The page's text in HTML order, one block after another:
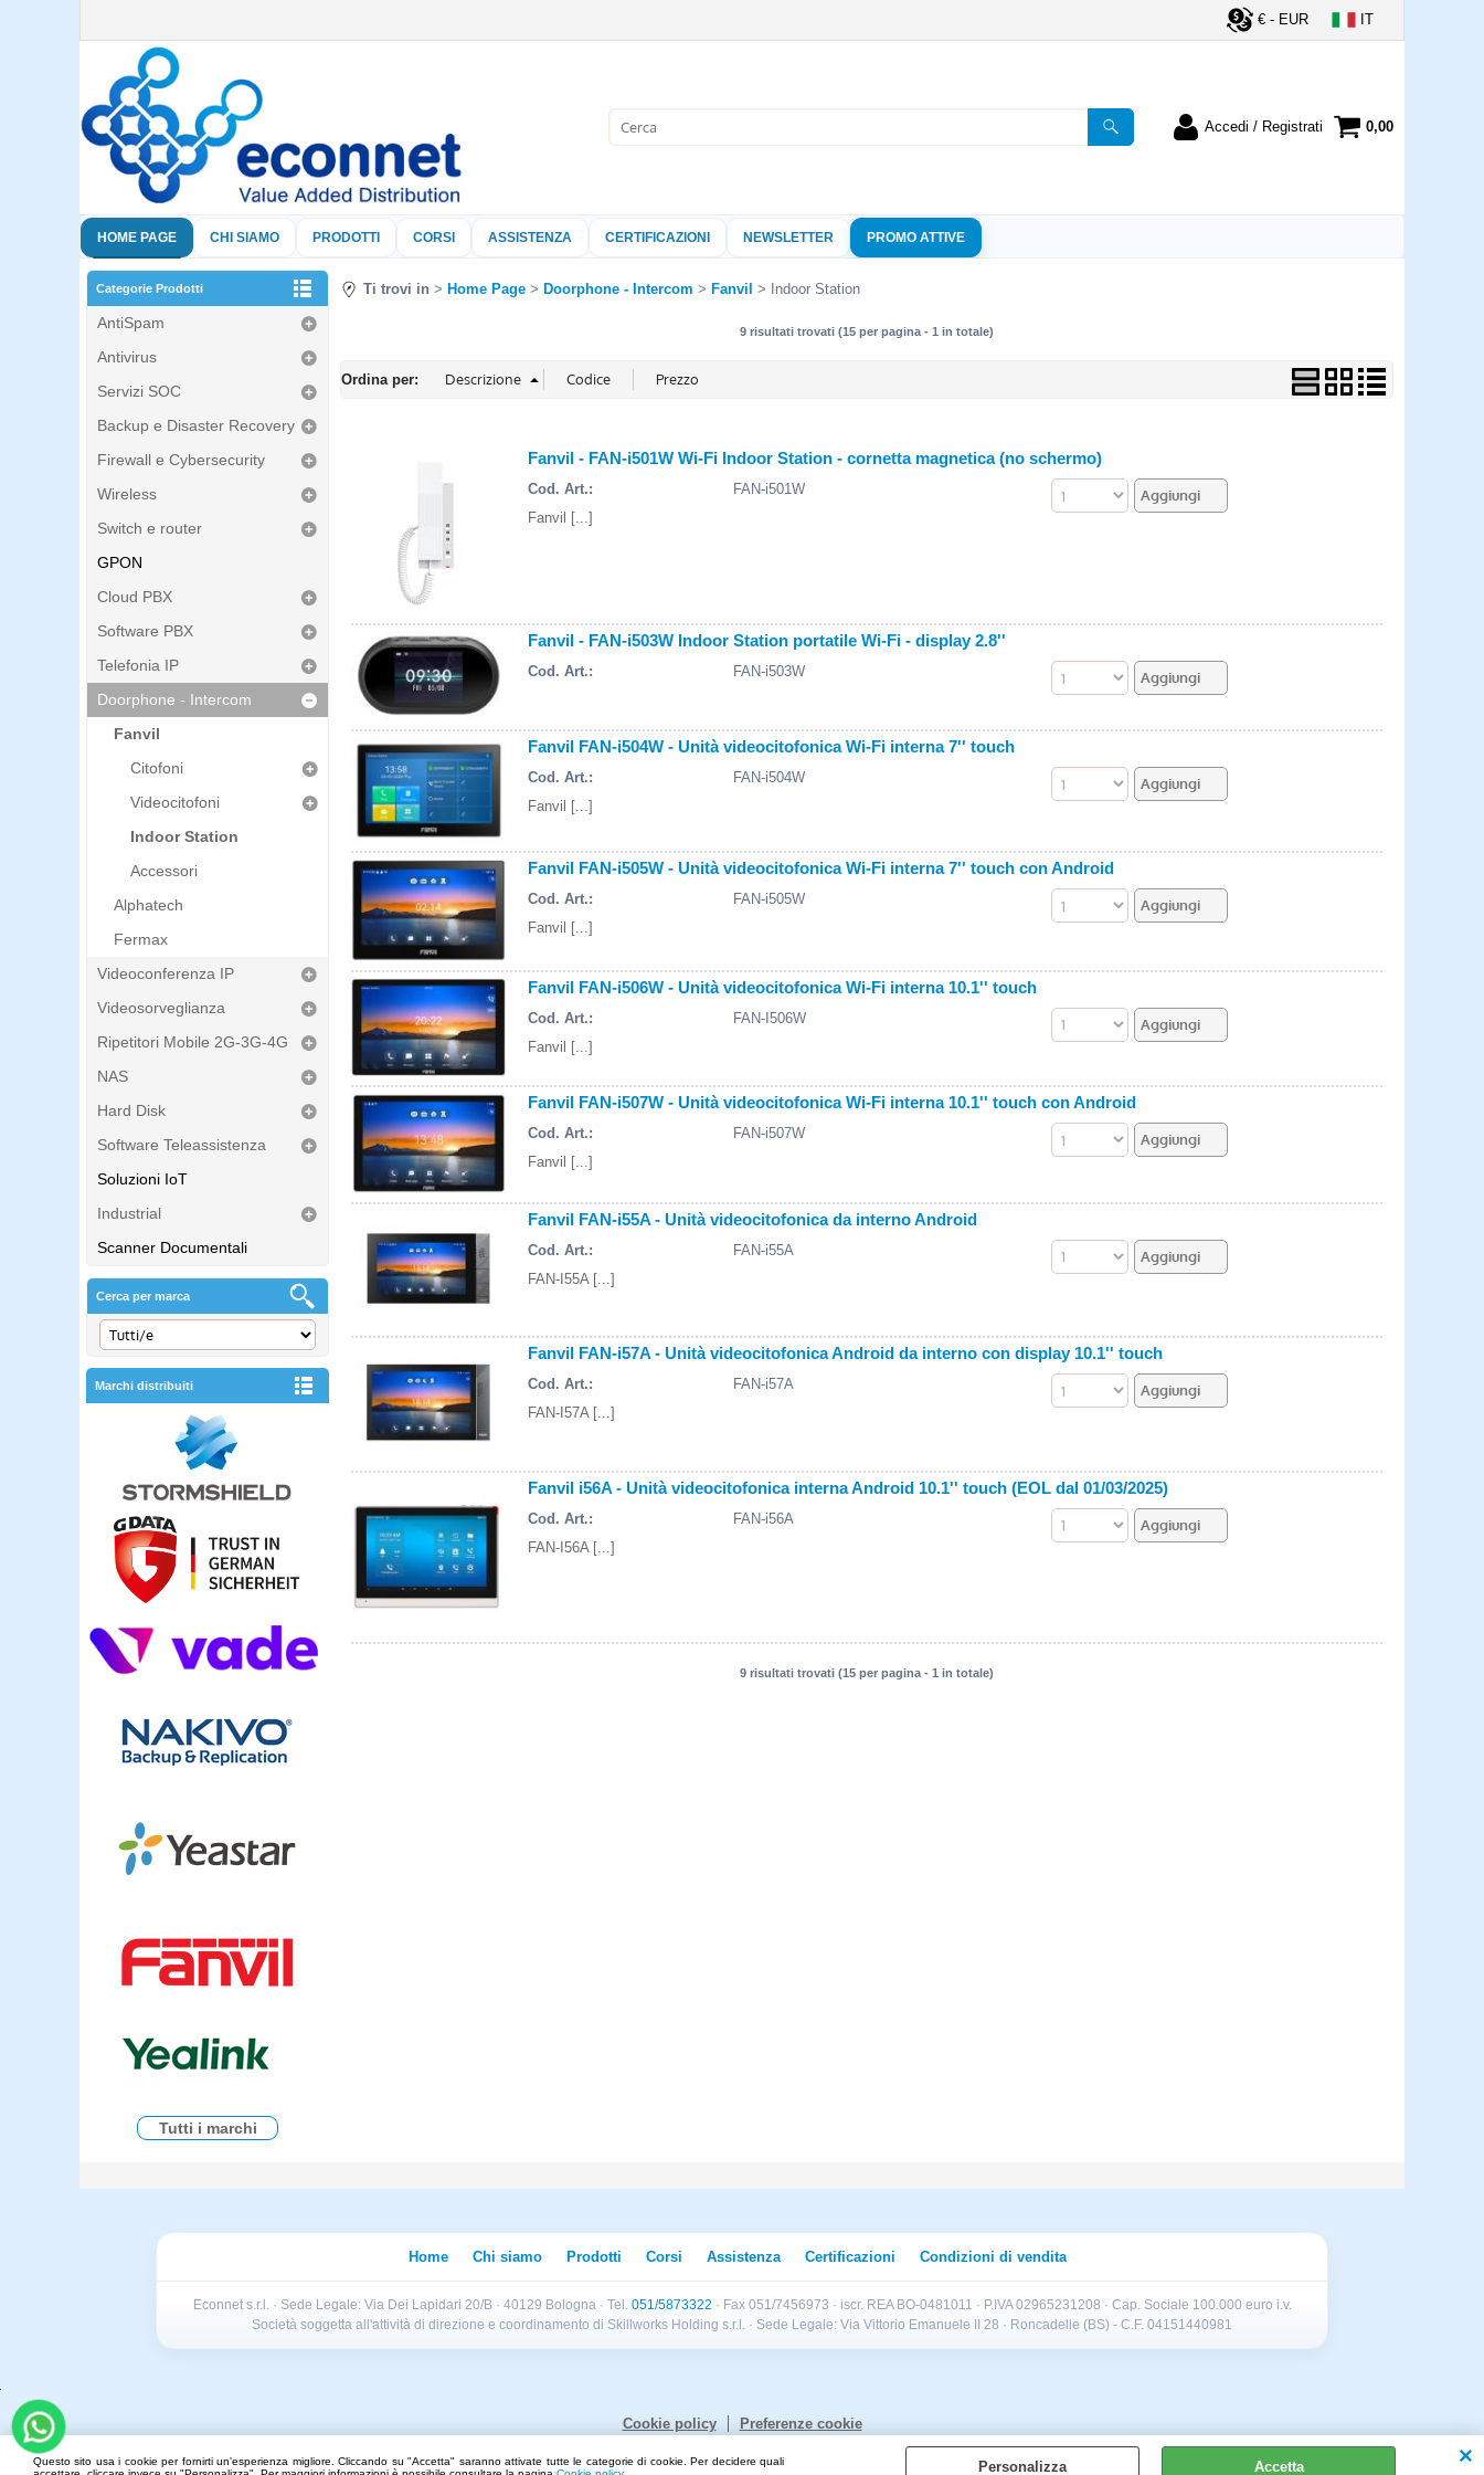
Questo sito usa i cookie per fornirti un'esperienza migliore. Cliccando su "Accetta" saranno attivate tutte le categorie di cookie. Per decidere quali
Personalizza Accetta
€ - EUR IT
Accedi / Registrati
nome utente e la password e poi
clicca sul pulsante "Accedi"
Password:
0,00
HOME PAGE CHI SIAMO PRODOTTI CORSI ASSISTENZA CERTIFICAZIONI NEWSLETTER PROMO ATTIVE
Categorie Prodotti
AntiSpam
Antivirus
Servizi SOC
Backup e Disaster Recovery
Firewall e Cybersecurity
Wireless
Switch e router
GPON
Cloud PBX
Software PBX
Telefonia IP
Doorphone - Intercom
Fanvil
Citofoni
Videocitofoni
Indoor Station
Accessori
Alphatech
Fermax
Videoconferenza IP
Videosorveglianza
Ripetitori Mobile 2G-3G-4G
NAS
Hard Disk
Software Teleassistenza
Soluzioni IoT
Industrial
Scanner Documentali
Cerca per marca
Marchi distribuiti
Tutti i marchi
Ti trovi in Home Page Doorphone - Intercom Fanvil Indoor Station
9 risultati trovati (15 per pagina - 1 in totale)
Ordina per:
Fanvil - FAN-i501W Wi-Fi Indoor Station - cornetta magnetica (no schermo)
Cod. Art.:
FAN-i501W
Fanvil [...]
Fanvil - FAN-i503W Indoor Station portatile Wi-Fi - display 2.8''
Cod. Art.: FAN-i503W
Fanvil FAN-i504W - Unità videocitofonica Wi-Fi interna 7'' touch
Cod. Art.:
FAN-i504W
Fanvil [...]
Fanvil FAN-i505W - Unità videocitofonica Wi-Fi interna 7'' touch con Android
Cod. Art.:
FAN-i505W
Fanvil [...]
Fanvil FAN-i506W - Unità videocitofonica Wi-Fi interna 10.1'' touch
Cod. Art.:
FAN-I506W
Fanvil [...]
Fanvil FAN-i507W - Unità videocitofonica Wi-Fi interna 10.1'' touch con Android
Cod. Art.:
FAN-i507W
Fanvil [...]
Fanvil FAN-i55A - Unità videocitofonica da interno Android
Cod. Art.:
FAN-i55A
FAN-I55A [...]
Fanvil FAN-i57A - Unità videocitofonica Android da interno con display 10.1'' touch
Cod. Art.:
FAN-i57A
FAN-I57A [...]
Fanvil i56A - Unità videocitofonica interna Android 10.1'' touch (EOL dal 01/03/2025)
Cod. Art.:
FAN-i56A
FAN-I56A [...]
9 risultati trovati (15 per pagina - 1 in totale)
Home Chi siamo Prodotti Corsi Assistenza Certificazioni Condizioni di vendita
Econnet s.r.l. · Sede Legale: Via Dei Lapidari 20/B · 40129 Bologna · Tel. 051/5873322 · Fax 051/7456973 · iscr. REA BO-0481011 · P.IVA 02965231208 · Cap. Sociale 100.000 euro i.v.
Società soggetta all'attività di direzione e coordinamento di Skillworks Holding s.r.l. · Sede Legale: Via Vittorio Emanuele II 28 · Roncadelle (BS) - C.F. 04151440981
Cookie policy Preferenze cookie